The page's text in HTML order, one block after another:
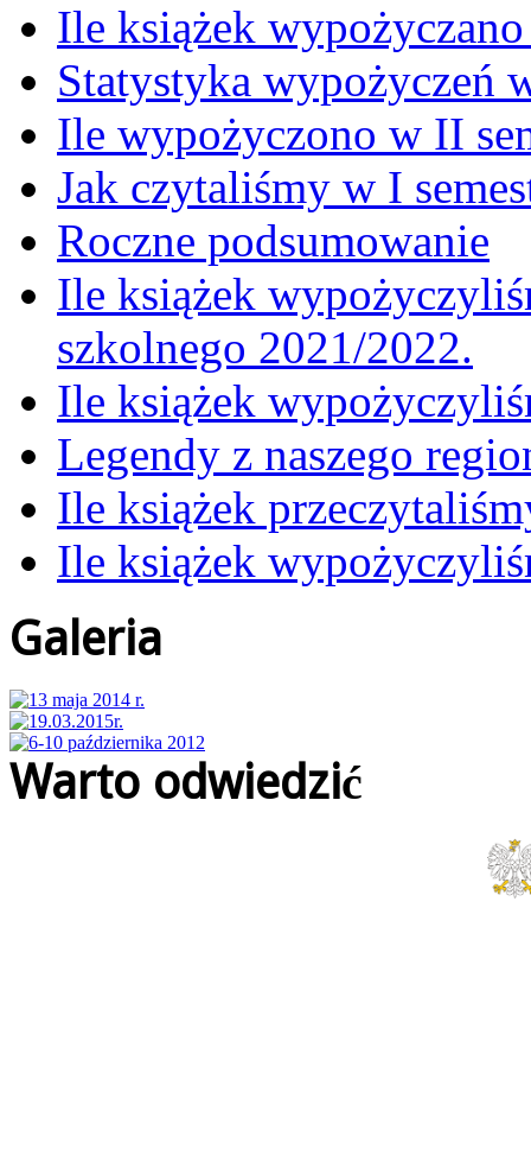
Ile książek
Statystyka wypożyczeń
Ile wypożyczono w II
Jak czytaliśmy w I
Roczne podsumowanie
Ile książek
szkolnego 2021/2022.
Ile książek
Legendy z naszego
Ile książek
Ile książek
Galeria
Warto odwiedzić